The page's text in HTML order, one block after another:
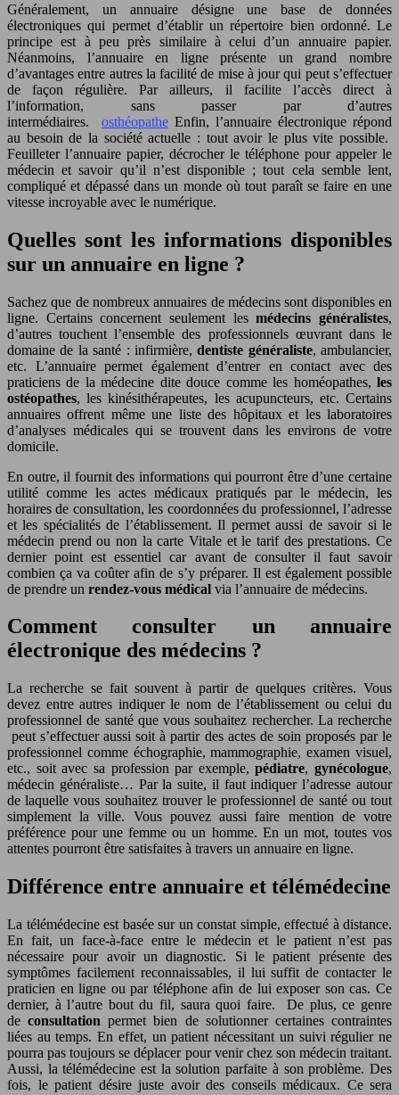
Généralement, un annuaire désigne une base de données
électroniques qui permet d’établir un répertoire bien ordonné. Le
principe est à peu près similaire à celui d’un annuaire papier.
Néanmoins, l’annuaire en ligne présente un grand nombre
d’avantages entre autres la facilité de mise à jour qui peut s’effectuer
de façon régulière. Par ailleurs, il facilite l’accès direct à
l’information, sans passer par d’autres
intermédiaires. osthéopathe Enfin, l’annuaire électronique répond
au besoin de la société actuelle : tout avoir le plus vite possible.
Feuilleter l’annuaire papier, décrocher le téléphone pour appeler le
médecin et savoir qu’il n’est disponible ; tout cela semble lent,
compliqué et dépassé dans un monde où tout paraît se faire en une
vitesse incroyable avec le numérique.
Quelles sont les informations disponibles
sur un annuaire en ligne ?
Sachez que de nombreux annuaires de médecins sont disponibles en
ligne. Certains concernent seulement lesmédecins généralistes,
d’autres touchent l’ensemble des professionnels œuvrant dans le
domaine de la santé : infirmière,dentiste généraliste, ambulancier,
etc. L’annuaire permet également d’entrer en contact avec des
praticiens de la médecine dite douce comme les homéopathes, les
ostéopathes, les kinésithérapeutes, les acupuncteurs, etc. Certains
annuaires offrent même une liste des hôpitaux et les laboratoires
d’analyses médicales qui se trouvent dans les environs de votre
domicile.
En outre, il fournit des informations qui pourront être d’une certaine
utilité comme les actes médicaux pratiqués par le médecin, les
horaires de consultation, les coordonnées du professionnel, l’adresse
et les spécialités de l’établissement. Il permet aussi de savoir si le
médecin prend ou non la carte Vitale et le tarif des prestations. Ce
dernier point est essentiel car avant de consulter il faut savoir
combien ça va coûter afin de s’y préparer. Il est également possible
de prendre un rendez-vous médical via l’annuaire de médecins.
Comment consulter un annuaire
électronique des médecins ?
La recherche se fait souvent à partir de quelques critères. Vous
devez entre autres indiquer le nom de l’établissement ou celui du
professionnel de santé que vous souhaitez rechercher. La recherche
peut s’effectuer aussi soit à partir des actes de soin proposés par le
professionnel comme échographie, mammographie, examen visuel,
etc., soit avec sa profession par exemple,pédiatre, gynécologue,
médecin généraliste… Par la suite, il faut indiquer l’adresse autour
de laquelle vous souhaitez trouver le professionnel de santé ou tout
simplement la ville. Vous pouvez aussi faire mention de votre
préférence pour une femme ou un homme. En un mot, toutes vos
attentes pourront être satisfaites à travers un annuaire en ligne.
Différence entre annuaire et télémédecine
La télémédecine est basée sur un constat simple, effectué à distance.
En fait, un face-à-face entre le médecin et le patient n’est pas
nécessaire pour avoir un diagnostic. Si le patient présente des
symptômes facilement reconnaissables, il lui suffit de contacter le
praticien en ligne ou par téléphone afin de lui exposer son cas. Ce
dernier, à l’autre bout du fil, saura quoi faire. De plus, ce genre
deconsultation permet bien de solutionner certaines contraintes
liées au temps. En effet, un patient nécessitant un suivi régulier ne
pourra pas toujours se déplacer pour venir chez son médecin traitant.
Aussi, la télémédecine est la solution parfaite à son problème. Des
fois, le patient désire juste avoir des conseils médicaux. Ce sera